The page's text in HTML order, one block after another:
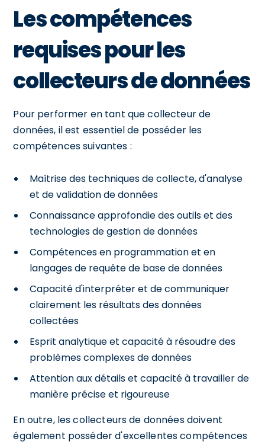
Les compétences
requises pour les
collecteurs de données
Pour performer en tant que collecteur de
données, il est essentiel de posséder les
compétences suivantes :
Maîtrise des techniques de collecte, d'analyse
et de validation de données
Connaissance approfondie des outils et des
technologies de gestion de données
Compétences en programmation et en
langages de requête de base de données
Capacité d'interpréter et de communiquer
clairement les résultats des données
collectées
Esprit analytique et capacité à résoudre des
problèmes complexes de données
Attention aux détails et capacité à travailler de
manière précise et rigoureuse
En outre, les collecteurs de données doivent
également posséder d'excellentes compétences